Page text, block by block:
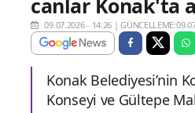
09.07.2026 - 14:26 |
Konak Belediyesi’nin
Konseyi ve Gültepe